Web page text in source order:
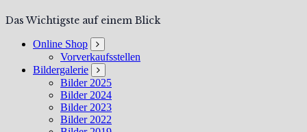
Das Wichtigste auf einem Blick
Online Shop
Vorverkaufsstellen
Bildergalerie
Bilder 2025
Bilder 2024
Bilder 2023
Bilder 2022